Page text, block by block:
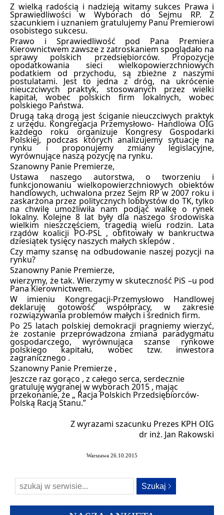
Z wielką radością i nadzieją witamy sukces Prawa i
Sprawiedliwości w Wyborach do Sejmu RP. Z
szacunkiem i uznaniem gratulujemy Panu Premierowi
osobistego sukcesu.
Prawo i Sprawiedliwość pod Pana Premiera
Kierownictwem zawsze z zatroskaniem spoglądało na
sprawy polskich przedsiębiorców. Propozycje
opodatkowania sieci wielkopowierzchniowych
podatkiem od przychodu, są zbieżne z naszymi
postulatami. Jest to jedna z dróg, na ukrócenie
nieuczciwych praktyk, stosowanych przez wielki
kapitał, wobec polskich firm lokalnych, wobec
polskiego Państwa.
Drugą taką drogą jest ściganie nieuczciwych praktyk
z urzędu. Kongregacja Przemysłowo- Handlowa OIG
każdego roku organizuje Kongresy Gospodarki
Polskiej, podczas których analizujemy sytuację na
rynku i proponujemy zmiany legislacyjne,
wyrównujące naszą pozycję na rynku.
Szanowny Panie Premierze,
Ustawa naszego autorstwa, o tworzeniu i
funkcjonowaniu wielkopowierzchniowych obiektów
handlowych, uchwalona przez Sejm RP w 2007 roku i
zaskarżona przez politycznych lobbystów do TK, tylko
na chwilę umożliwiła nam podjąć walkę o rynek
lokalny. Kolejne 8 lat były dla naszego środowiska
wielkim nieszczęściem, tragedią wielu rodzin. Lata
rządów koalicji PO-PSL , obfitowały w bankructwa
dziesiątek tysięcy naszych małych sklepów .
Czy mamy szansę na odbudowanie naszej pozycji na
rynku?
Szanowny Panie Premierze,
wierzymy, że tak. Wierzymy w skuteczność PiS –u pod
Pana Kierownictwem.
W imieniu Kongregacji-Przemysłowo Handlowej
deklaruję gotowość współpracy, w zakresie
rozwiązywania problemów małych i średnich firm.
Po 25 latach polskiej demokracji pragniemy wierzyć,
że zostanie przeprowadzona zmiana paradygmatu
gospodarczego, wyrównująca szanse rynkowe
polskiego kapitału, wobec tzw. inwestora
zagranicznego .
Szanowny Panie Premierze ,
Jeszcze raz gorąco , z całego serca, serdecznie
gratuluję wygranej w wyborach 2015 , mając
przekonanie, że „ Racja Polskich Przedsiębiorców-
Polską Racją Stanu.”
Z wyrazami szacunku Prezes KPH OIG
dr inż. Jan Rakowski
Warszawa 26.10.2015